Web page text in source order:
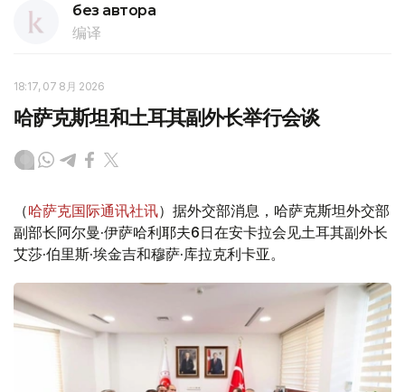
без автора
编译
18:17, 07 8月 2026
哈萨克斯坦和土耳其副外长举行会谈
（哈萨克国际通讯社讯）据外交部消息，哈萨克斯坦外交部
副部长阿尔曼·伊萨哈利耶夫6日在安卡拉会见土耳其副外长
艾莎·伯里斯·埃金吉和穆萨·库拉克利卡亚。